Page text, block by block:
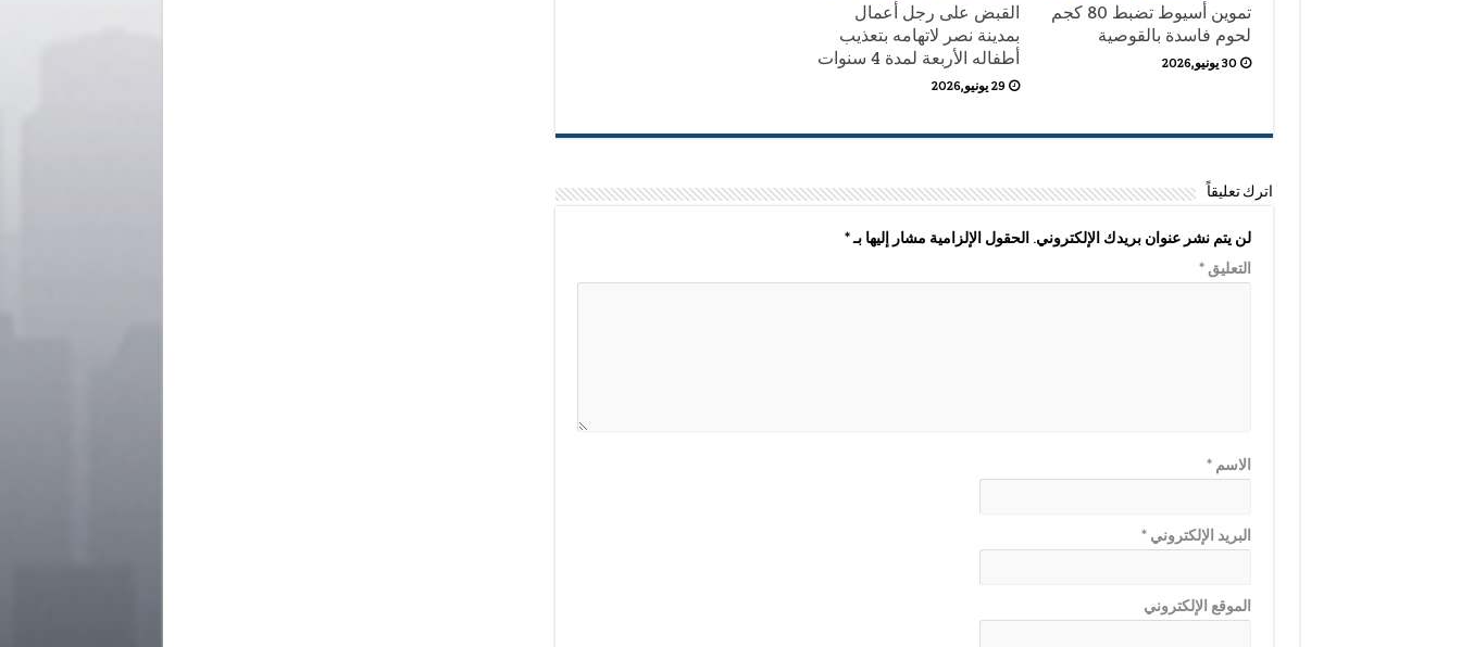
تموين أسيوط تضبط 80 كجم
لحوم فاسدة بالقوصية
30 يونيو,2026
القبض على رجل أعمال
بمدينة نصر لاتهامه بتعذيب
أطفاله الأربعة لمدة 4 سنوات
29 يونيو,2026
اترك تعليقاً
لن يتم نشر عنوان بريدك الإلكتروني. الحقول الإلزامية مشار إليها بـ*
التعليق*
الاسم*
البريد الإلكتروني*
الموقع الإلكتروني